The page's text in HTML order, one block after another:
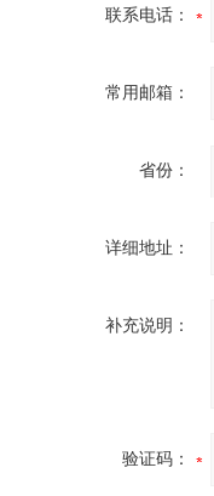
联系电话：
常用邮箱：
省份：
详细地址：
补充说明：
验证码：